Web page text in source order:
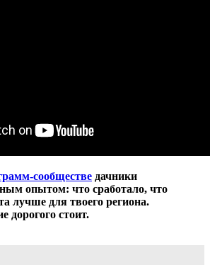
сообществе дачники
опытом: что сработало, что
лучше для твоего региона.
дорогого стоит.